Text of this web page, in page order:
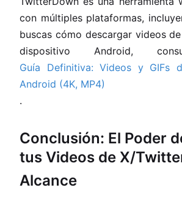
con múltiples plataformas,
buscas cómo descargar videos
dispositivo Android,
Guía Definitiva: Videos y GIFs
Android (4K, MP4)
.
Conclusión: El Poder
tus Videos de X/
Alcance